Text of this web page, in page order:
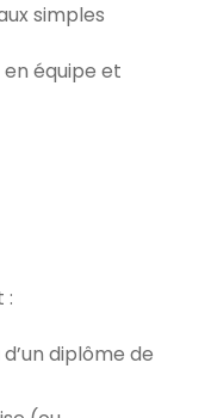
simples
équipe et
:
diplôme de